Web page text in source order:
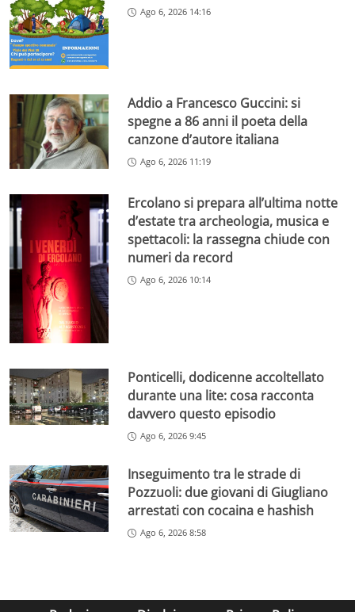
Ago 6, 2026 14:16
Addio a Francesco Guccini: si
spegne a 86 anni il poeta della
canzone d’autore italiana
Ago 6, 2026 11:19
Ercolano si prepara all’ultima notte
d’estate tra archeologia, musica e
spettacoli: la rassegna chiude con
numeri da record
Ago 6, 2026 10:14
Ponticelli, dodicenne accoltellato
durante una lite: cosa racconta
davvero questo episodio
Ago 6, 2026 9:45
Inseguimento tra le strade di
Pozzuoli: due giovani di Giugliano
arrestati con cocaina e hashish
Ago 6, 2026 8:58